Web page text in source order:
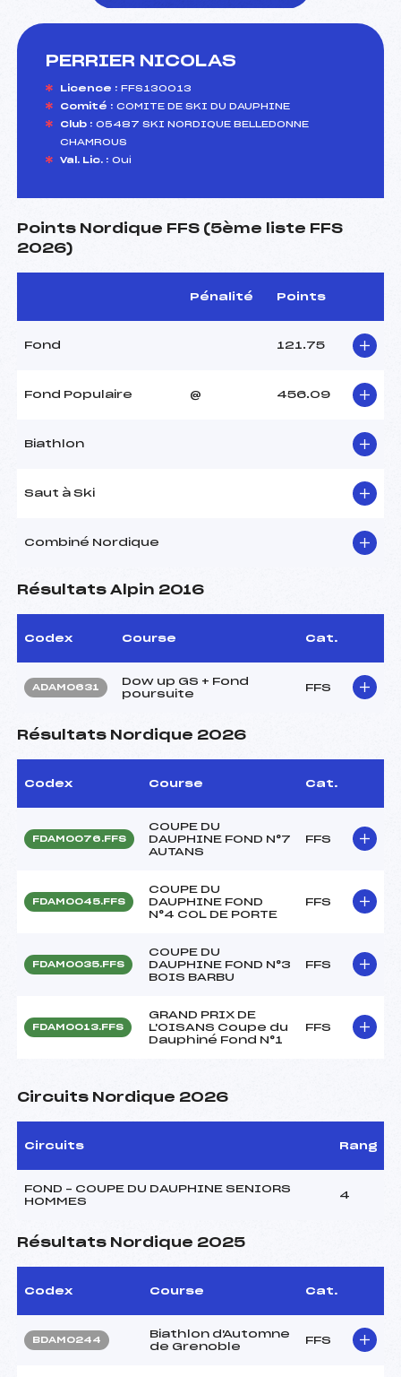
PERRIER NICOLAS
Licence : FFS130013
Comité : COMITE DE SKI DU DAUPHINE
Club : 05487 SKI NORDIQUE BELLEDONNE
CHAMROUS
Val. Lic. : Oui
Points Nordique FFS (5ème liste FFS
2026)
Pénalité Points
Fond 121.75
Fond Populaire @ 456.09
Biathlon
Saut à Ski
Combiné Nordique
Résultats Alpin 2016
Codex Course Cat.
ADAM0631
Dow up GS + Fond
poursuite
FFS
Résultats Nordique 2026
Codex Course Cat.
FDAM0076.FFS
COUPE DU
DAUPHINE FOND N°7
AUTANS
FFS
FDAM0045.FFS
COUPE DU
DAUPHINE FOND
N°4 COL DE PORTE
FFS
FDAM0035.FFS
COUPE DU
DAUPHINE FOND N°3
BOIS BARBU
FFS
FDAM0013.FFS
GRAND PRIX DE
L'OISANS Coupe du
Dauphiné Fond N°1
FFS
Circuits Nordique 2026
Circuits Rang
FOND – COUPE DU DAUPHINE SENIORS
HOMMES
4
Résultats Nordique 2025
Codex Course Cat.
BDAM0244
Biathlon d'Automne
de Grenoble
FFS